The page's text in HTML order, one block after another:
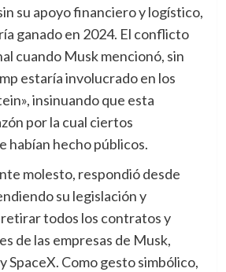
su apoyo financiero y logístico,
ganado en 2024. El conflicto
cuando Musk mencionó, sin
estaría involucrado en los
insinuando que esta
por la cual ciertos
habían hecho públicos.
molesto, respondió desde
su legislación y
todos los contratos y
de las empresas de Musk,
SpaceX. Como gesto simbólico,